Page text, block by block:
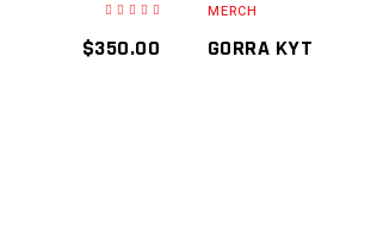
$350.00
MERCH
GORRA KYT